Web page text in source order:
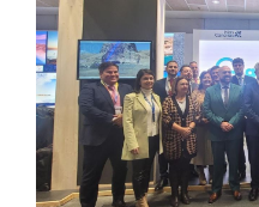
CONTACTO